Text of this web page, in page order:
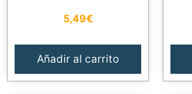
5,49€
Añadir al carrito